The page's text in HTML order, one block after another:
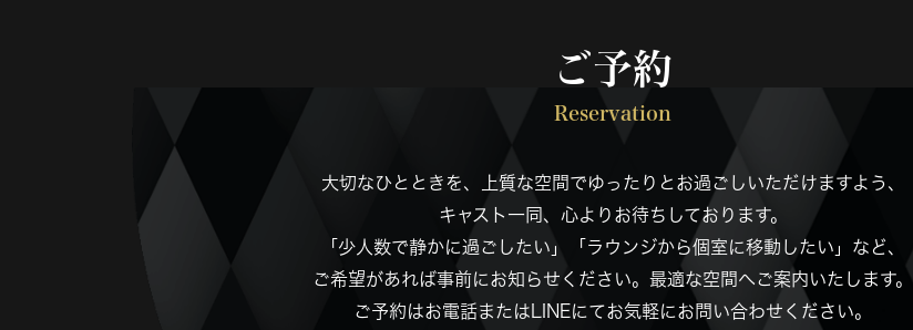
ご予約
Reservation
大切なひとときを、上質な空間でゆったりとお過ごしいただけますよう、
キャスト一同、心よりお待ちしております。
「少人数で静かに過ごしたい」「ラウンジから個室に移動したい」など、
ご希望があれば事前にお知らせください。最適な空間へご案内いたします。
ご予約はお電話またはLINEにてお気軽にお問い合わせください。